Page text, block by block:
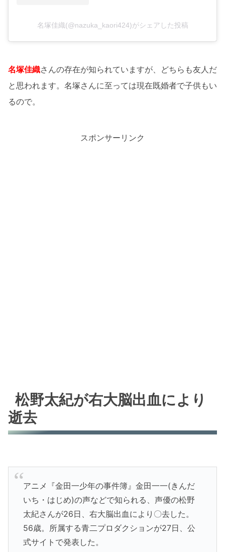
名塚佳織(@nazuka_kaori424)がシェアした投稿
名塚佳織さんの存在が知られていますが、どちらも友人だ
と思われます。名塚さんに至っては現在既婚者で子供もい
るので。
スポンサーリンク
松野太紀が右大脳出血により
逝去
アニメ『金田一少年の事件簿』金田一一(きんだ
いち・はじめ)の声などで知られる、声優の松野
太紀さんが26日、右大脳出血により〇去した。
56歳。所属する青二プロダクションが27日、公
式サイトで発表した。